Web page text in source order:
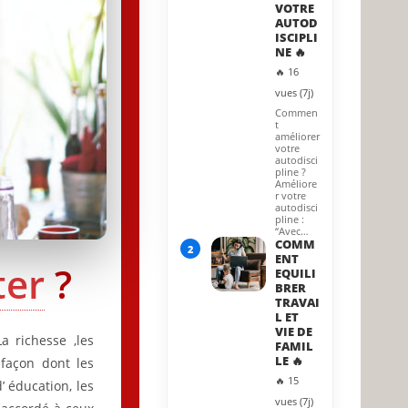
?
richesse ,les
dont les
éducation, les
VOTRE
AUTOD
ISCIPLI
NE 🔥
🔥 16
vues (7j)
Commen
t
améliorer
votre
autodisci
pline ?
Améliore
r votre
autodisci
pline :
“Avec…
2
COMM
ENT
EQUILI
BRER
TRAVAI
L ET
VIE DE
FAMIL
LE 🔥
🔥 15
vues (7j)